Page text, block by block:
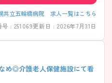
立五輪橋病院 求人一覧はこちら
号 : 251069更新日 : 2026年7月31日
め◎介護老人保健施設にて看